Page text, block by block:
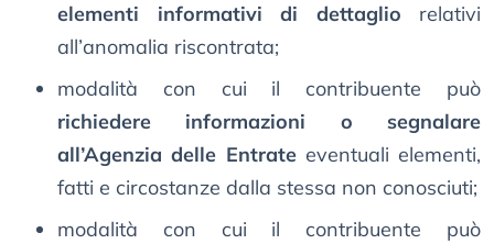
elementi informativi di dettaglio relativi
all’anomalia riscontrata;
modalità con cui il contribuente può
richiedere informazioni o segnalare
all’Agenzia delle Entrateeventuali elementi,
fatti e circostanze dalla stessa non conosciuti;
modalità con cui il contribuente può